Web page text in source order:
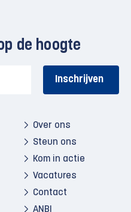
de hoogte
Over ons
Steun ons
Kom in actie
Vacatures
Contact
ANBI